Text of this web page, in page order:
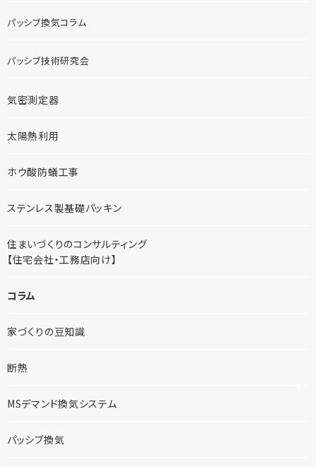
パッシブ換気コラム
パッシブ技術研究会
気密測定器
太陽熱利用
ホウ酸防蟻工事
ステンレス製基礎パッキン
住まいづくりのコンサルティング
【住宅会社・工務店向け】
コラム
家づくりの豆知識
断熱
MSデマンド換気システム
パッシブ換気